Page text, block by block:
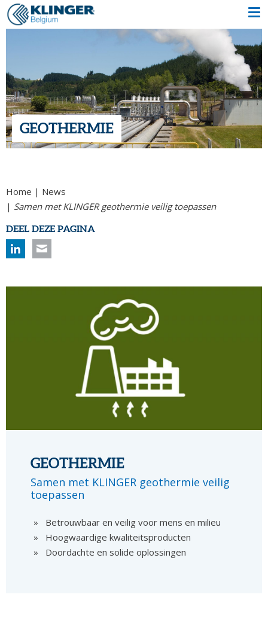
GEOTHERMIE
Home
News
Samen met KLINGER geothermie veilig toepassen
DEEL DEZE PAGINA
Linkedin
GEOTHERMIE
Samen met KLINGER geothermie veilig
toepassen
Betrouwbaar en veilig voor mens en milieu
Hoogwaardige kwaliteitsproducten
Doordachte en solide oplossingen